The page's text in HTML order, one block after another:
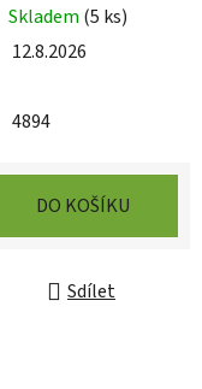
Skladem (5 ks)
12.8.2026
4894
DO KOŠÍKU
Sdílet